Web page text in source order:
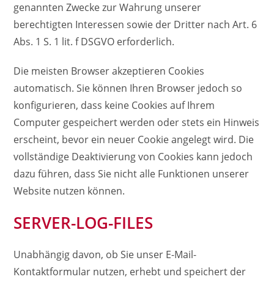
genannten Zwecke zur Wahrung unserer
berechtigten Interessen sowie der Dritter nach Art. 6
Abs. 1 S. 1 lit. f DSGVO erforderlich.
Die meisten Browser akzeptieren Cookies
automatisch. Sie können Ihren Browser jedoch so
konfigurieren, dass keine Cookies auf Ihrem
Computer gespeichert werden oder stets ein Hinweis
erscheint, bevor ein neuer Cookie angelegt wird. Die
vollständige Deaktivierung von Cookies kann jedoch
dazu führen, dass Sie nicht alle Funktionen unserer
Website nutzen können.
SERVER-LOG-FILES
Unabhängig davon, ob Sie unser E-Mail-
Kontaktformular nutzen, erhebt und speichert der